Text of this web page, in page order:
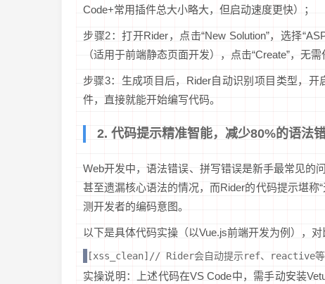
Code+常用插件总大小略大，但启动速度更快）；
步骤2：打开Rider，点击“New Solution”，选择
（适用于前端静态页面开发），点击“Create”，无
步骤3：生成项目后，Rider自动识别项目类型，
件，直接就能开始编写代码。
2. 代码提示精准智能，减少80%的语法
Web开发中，语法错误、拼写错误是新手最常见的
甚至遗漏核心语法的情况，而Rider的代码提示堪
测开发者的编码意图。
以下是具体代码实操（以Vue.js前端开发为例），对
[xss_clean]// Rider会自动提示ref、reactive等
实操说明：上述代码在VS Code中，需手动安装